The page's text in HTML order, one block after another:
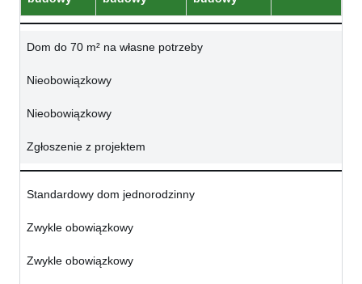
Dom do 70 m² na własne potrzeby
Nieobowiązkowy
Nieobowiązkowy
Zgłoszenie z projektem
Standardowy dom jednorodzinny
Zwykle obowiązkowy
Zwykle obowiązkowy